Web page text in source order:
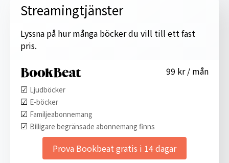
Streamingtjänster
Lyssna på hur många böcker du vill till ett fast
pris.
99 kr / mån
☑︎ Ljudböcker
☑︎ E-böcker
☑︎ Familjeabonnemang
☑︎ Billigare begränsade abonnemang finns
Prova Bookbeat gratis i 14 dagar